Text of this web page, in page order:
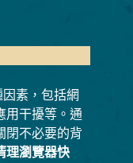
素，包括網
用干擾等。通
閉不必要的背
理瀏覽器快